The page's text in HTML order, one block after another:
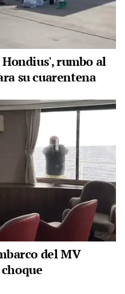
Hondius', rumbo al
su cuarentena
del MV